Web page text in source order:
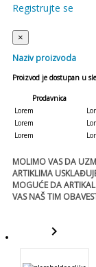
Registrujte se
×
Naziv proizvoda
Proizvod je dostupan u
Prodavnica
Lorem
Lorem
Lorem
MOLIMO VAS DA
ARTIKLIMA
MOGUĆE DA
VAS NAŠ TIM
keyboard_arrow_right